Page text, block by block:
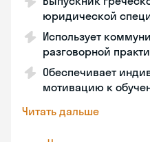
юридической
Использует
разговорной
Обеспечивает
мотивацию к
Читать дальше